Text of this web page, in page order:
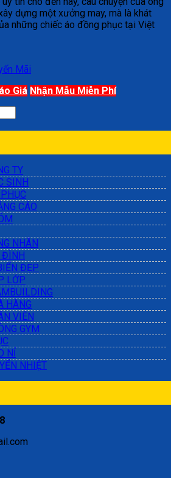
dựng một xưởng may, mà là khát
những chiếc áo đồng phục tại Việt
Mãi
Giá Nhận Mẫu Miễn Phí
TY
SINH
CÁO
NHÂN
ĐÌNH
ĐẸP
LỚP
HÀNG
VIÊN
GYM
NỈ
NHIỆT